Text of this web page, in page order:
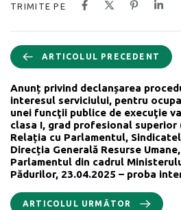
TRIMITE PE
ARTICOLUL PRECEDENT
Anunț privind declanșarea
interesul serviciului, pentru
unei funcţii publice de execuţie
clasa I, grad profesional superior
Relația cu Parlamentul,
Direcția Generală Resurse
Parlamentul din cadrul
Pădurilor, 23.04.2025 – proba
ARTICOLUL URMĂTOR